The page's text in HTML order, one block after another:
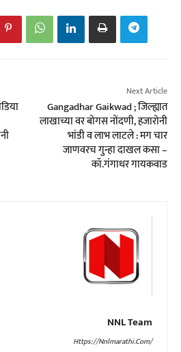
Next Article
Gangadhar Gaikwad ; जिल्ह्यात
लाखाच्या वर बोगस नोंदणी, हजारोनी
भांडी व लाभ लाटले : मग चार
जाणवरच गुन्हा दाखल कसा –
कॉ.गंगाधर गायकवाड
NNL Team
Https://nnlmarathi.com/